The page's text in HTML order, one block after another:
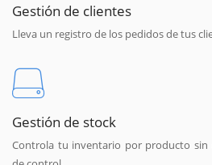
Gestión de clientes
Lleva un registro de los pedidos de tus
Gestión de stock
Controla tu inventario por producto sin